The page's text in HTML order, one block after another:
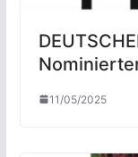
11/05/2025